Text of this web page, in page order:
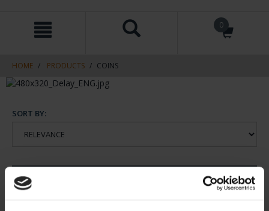
navigation
0
HOME PRODUCTS COINS
SORT BY: